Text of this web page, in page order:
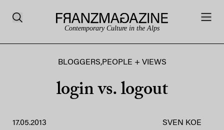
Contemporary Culture in the Alps
BLOGGERS,PEOPLE + VIEWS
login vs. logout
17.05.2013 SVEN KOE